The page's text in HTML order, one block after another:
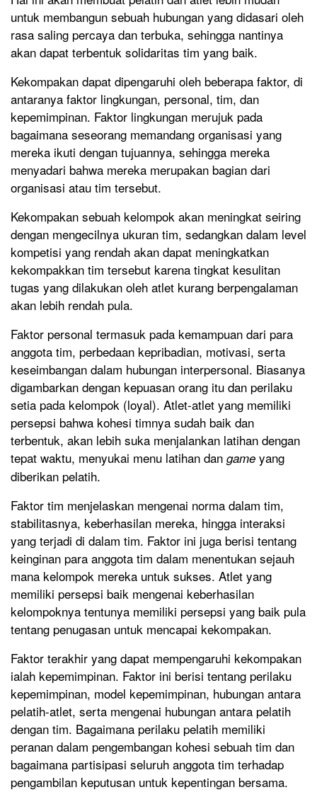
untuk membangun sebuah hubungan yang didasari oleh
rasa saling percaya dan terbuka, sehingga nantinya
akan dapat terbentuk solidaritas tim yang baik.
Kekompakan dapat dipengaruhi oleh beberapa faktor, di
antaranya faktor lingkungan, personal, tim, dan
kepemimpinan. Faktor lingkungan merujuk pada
bagaimana seseorang memandang organisasi yang
mereka ikuti dengan tujuannya, sehingga mereka
menyadari bahwa mereka merupakan bagian dari
organisasi atau tim tersebut.
Kekompakan sebuah kelompok akan meningkat seiring
dengan mengecilnya ukuran tim, sedangkan dalam level
kompetisi yang rendah akan dapat meningkatkan
kekompakkan tim tersebut karena tingkat kesulitan
tugas yang dilakukan oleh atlet kurang berpengalaman
akan lebih rendah pula.
Faktor personal termasuk pada kemampuan dari para
anggota tim, perbedaan kepribadian, motivasi, serta
keseimbangan dalam hubungan interpersonal. Biasanya
digambarkan dengan kepuasan orang itu dan perilaku
setia pada kelompok (loyal). Atlet-atlet yang memiliki
persepsi bahwa kohesi timnya sudah baik dan
terbentuk, akan lebih suka menjalankan latihan dengan
tepat waktu, menyukai menu latihan dan game yang
diberikan pelatih.
Faktor tim menjelaskan mengenai norma dalam tim,
stabilitasnya, keberhasilan mereka, hingga interaksi
yang terjadi di dalam tim. Faktor ini juga berisi tentang
keinginan para anggota tim dalam menentukan sejauh
mana kelompok mereka untuk sukses. Atlet yang
memiliki persepsi baik mengenai keberhasilan
kelompoknya tentunya memiliki persepsi yang baik pula
tentang penugasan untuk mencapai kekompakan.
Faktor terakhir yang dapat mempengaruhi kekompakan
ialah kepemimpinan. Faktor ini berisi tentang perilaku
kepemimpinan, model kepemimpinan, hubungan antara
pelatih-atlet, serta mengenai hubungan antara pelatih
dengan tim. Bagaimana perilaku pelatih memiliki
peranan dalam pengembangan kohesi sebuah tim dan
bagaimana partisipasi seluruh anggota tim terhadap
pengambilan keputusan untuk kepentingan bersama.